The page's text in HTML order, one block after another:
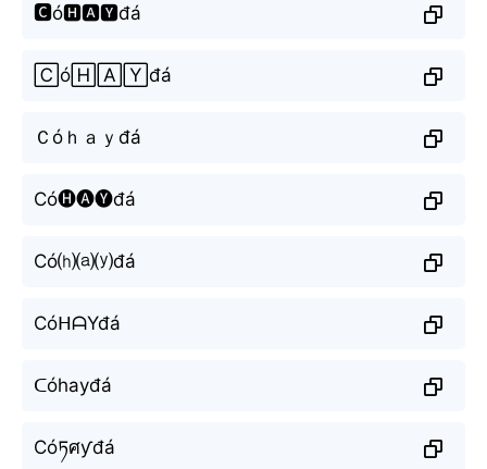
🅲ó🅷🅰🆈đá
🄲ó🄷🄰🅈đá
Ｃóｈａｙđá
Có🅗🅐🅨đá
Có⒣⒜⒴đá
CóᕼᗩYđá
ᑕóhayđá
Cóཏศƴđá